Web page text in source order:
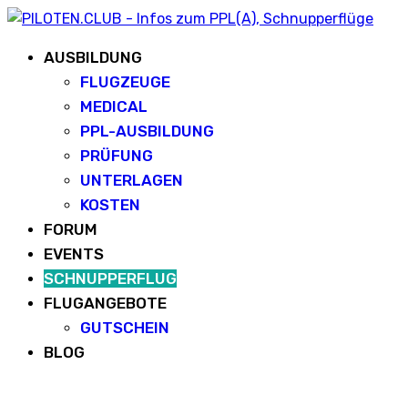
AUSBILDUNG
FLUGZEUGE
MEDICAL
PPL-AUSBILDUNG
PRÜFUNG
UNTERLAGEN
KOSTEN
FORUM
EVENTS
SCHNUPPERFLUG
FLUGANGEBOTE
GUTSCHEIN
BLOG